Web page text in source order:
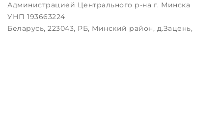
Администрацией Центрального р-на г. Минска
УНП 193663224
Беларусь, 223043, РБ, Минский район, д.Зацень,